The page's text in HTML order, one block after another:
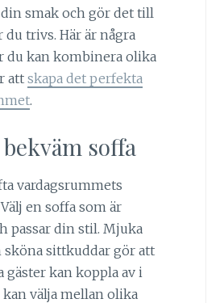
smak och gör det till
du trivs. Här är några
du kan kombinera olika
att skapa det perfekta
.
soffa
vardagsrummets
en soffa som är
passar din stil. Mjuka
sköna sittkuddar gör att
gäster kan koppla av i
välja mellan olika